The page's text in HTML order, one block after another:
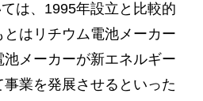
は、1995年設立と比較的
はリチウム電池メーカー
メーカーが新エネルギー
業を発展させるといった